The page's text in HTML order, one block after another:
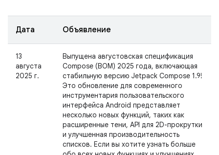
Дата Объявление
13
августа
2025 г.
Выпущена августовская спецификация
Compose (BOM) 2025 года, включающая
стабильную версию Jetpack Compose 1.9!
Это обновление для современного
инструментария пользовательского
интерфейса Android представляет
несколько новых функций, таких как
расширенные тени, API для 2D-прокрутки
и улучшенная производительность
списков. Если вы хотите узнать больше